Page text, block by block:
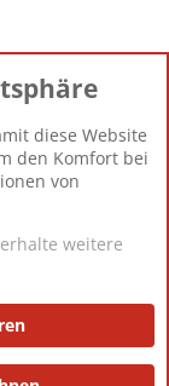
12.427
Berlin
Impressum
diese Website
den Komfort bei
von
weitere